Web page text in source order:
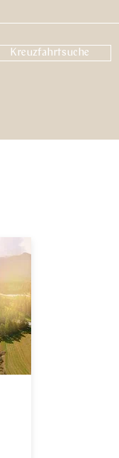
Kreuzfahrtsuche